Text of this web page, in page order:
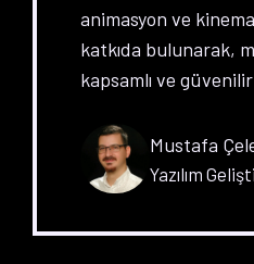
animasyon ve
katkıda bulunarak,
kapsamlı ve
Mustafa
Yazılım